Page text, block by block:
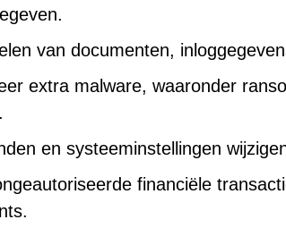
van documenten,
extra malware, waaronder
en systeeminstellingen
financiële